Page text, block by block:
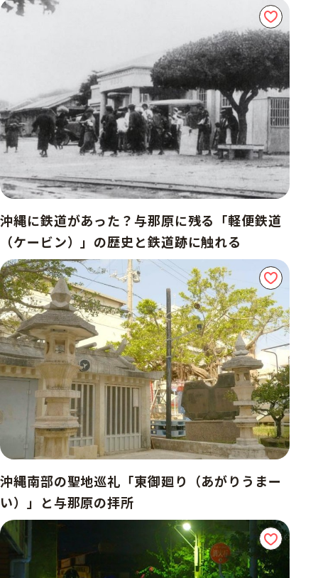
沖縄に鉄道があった？与那原に残る「軽便鉄道
（ケービン）」の歴史と鉄道跡に触れる
沖縄南部の聖地巡礼「東御廻り（あがりうまー
い）」と与那原の拝所